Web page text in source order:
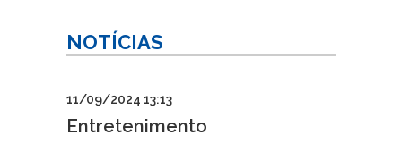
NOTÍCIAS
11/09/2024 13:13
Entretenimento